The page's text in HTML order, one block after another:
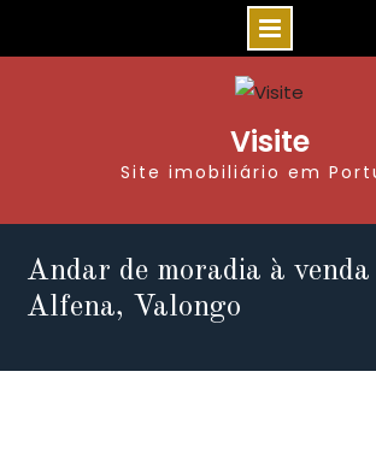
Visite
Site imobiliário em
Andar de moradia à venda
Alfena, Valongo